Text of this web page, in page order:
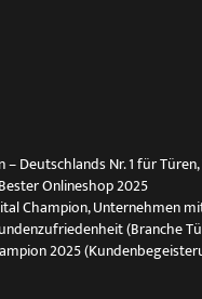
– Deutschlands Nr. 1 für
Onlineshop 2025
Champion, Unternehmen
(Branche
2025